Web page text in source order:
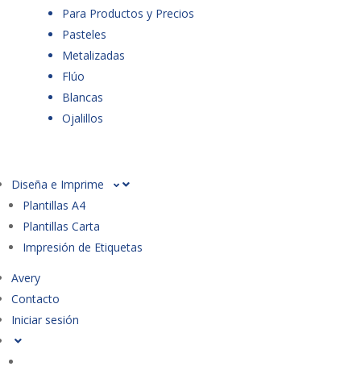
Para Productos y Precios
Pasteles
Metalizadas
Flúo
Blancas
Ojalillos
Diseña e Imprime
Plantillas A4
Plantillas Carta
Impresión de Etiquetas
Avery
Contacto
Iniciar sesión